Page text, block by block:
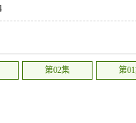
第02集 第